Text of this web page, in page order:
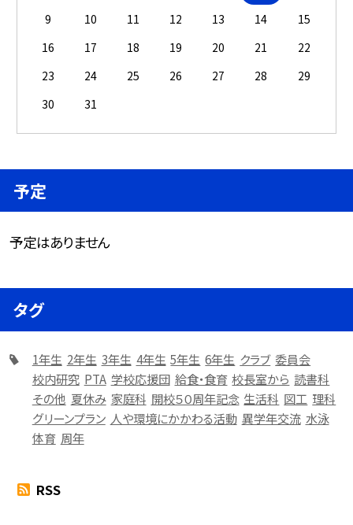
9
10 11 12 13 14
15
16
17 18 19 20 21
22
23
24 25 26 27 28
29
30
31
予定
予定はありません
タグ
1年生 2年生 3年生 4年生 5年生 6年生 クラブ 委員会
校内研究 PTA 学校応援団 給食・食育 校長室から 読書科
その他 夏休み 家庭科 開校５０周年記念 生活科 図工 理科
グリーンプラン 人や環境にかかわる活動 異学年交流 水泳
体育 周年
RSS